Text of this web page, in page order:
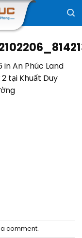
inAn Phúc Land
tại Khuất Duy
comment.